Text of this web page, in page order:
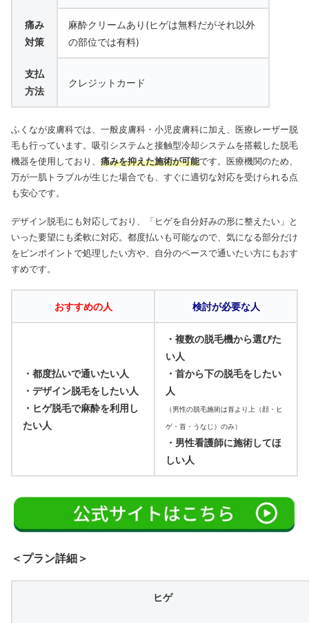
痛み
対策
麻酔クリームあり(ヒゲは無料だがそれ以外
の部位では有料)
支払
方法
クレジットカード
ふくなが皮膚科では、一般皮膚科・小児皮膚科に加え、医療レーザー脱
毛も行っています。吸引システムと接触型冷却システムを搭載した脱毛
機器を使用しており、 痛みを抑えた施術が可能です。医療機関のため、
万が一肌トラブルが生じた場合でも、すぐに適切な対応を受けられる点
も安心です。
デザイン脱毛にも対応しており、「ヒゲを自分好みの形に整えたい」と
いった要望にも柔軟に対応。都度払いも可能なので、気になる部分だけ
をピンポイントで処理したい方や、自分のペースで通いたい方にもおす
すめです。
おすすめの人 検討が必要な人
・都度払いで通いたい人
・デザイン脱毛をしたい人
・ヒゲ脱毛で麻酔を利用し
たい人
・複数の脱毛機から選びた
い人
・首から下の脱毛をしたい
人
（男性の脱毛施術は首より上（顔・ヒ
ゲ・首・うなじ）のみ）
・男性看護師に施術してほ
しい人
＜プラン詳細＞
ヒゲ